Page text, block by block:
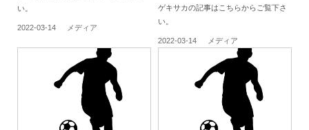
い。
2022-03-14 メディア
ゲキサカの記事はこちらからご覧下さ
い。
2022-03-14 メディア